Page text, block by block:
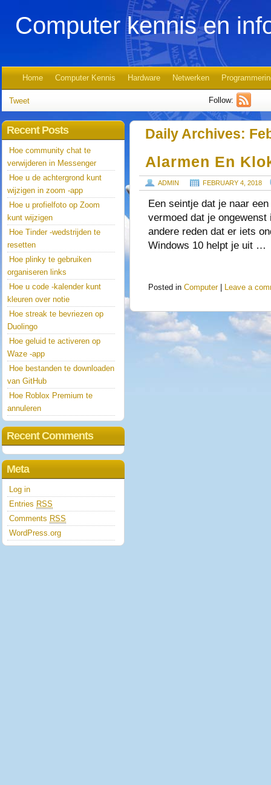
Computer kennis en
Home Computer Kennis Hardware Netwerken
Tweet Follow:
Daily Archives:
Alarmen En
ADMIN FEBRUARY 4, 2018
Een seintje dat je naar
vermoed dat je
andere reden dat er iets
Windows 10 helpt je uit …
Posted in Computer Leave a
Recent Posts
Hoe community chat te
verwijderen in Messenger
Hoe u de achtergrond kunt
wijzigen in zoom -app
Hoe u profielfoto op Zoom
kunt wijzigen
Hoe Tinder -wedstrijden te
resetten
Hoe plinky te gebruiken
organiseren links
Hoe u code -kalender kunt
kleuren over notie
Hoe streak te bevriezen op
Duolingo
Hoe geluid te activeren op
Waze -app
Hoe bestanden te downloaden
van GitHub
Hoe Roblox Premium te
annuleren
Recent Comments
Meta
Log in
Entries RSS
Comments RSS
WordPress.org